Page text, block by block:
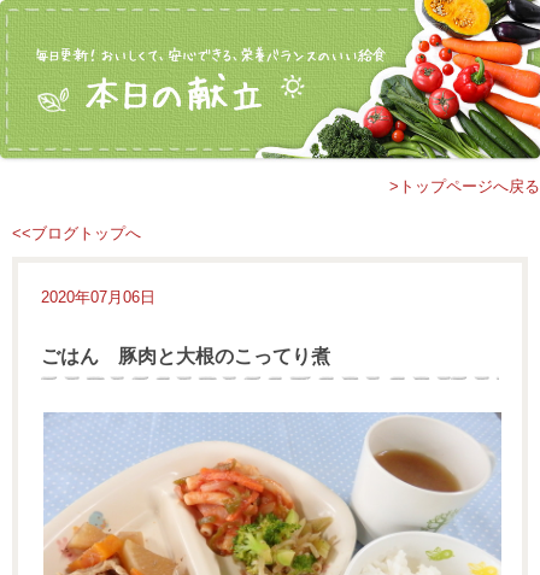
>トップページへ戻る
<<ブログトップへ
2020年07月06日
ごはん 豚肉と大根のこってり煮